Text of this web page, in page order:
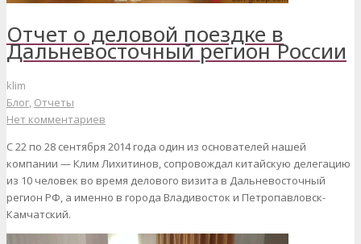
Отчет о деловой поездке в
Дальневосточный регион России
klim
Блог Отчеты
Нет комментариев
С 22 по 28 сентября 2014 года один из основателей нашей
компании — Клим Лихитинов, сопровождал китайскую делегацию
из 10 человек во время делового визита в Дальневосточный
регион РФ, а именно в города Владивосток и Петропавловск-
Камчатский.